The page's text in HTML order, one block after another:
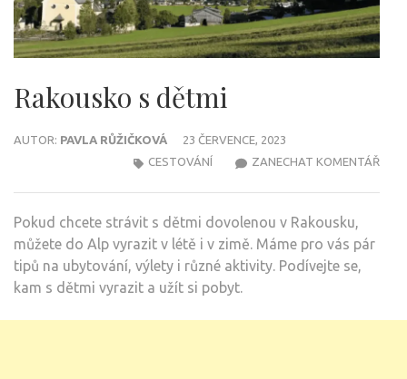
Rakousko s dětmi
AUTOR: PAVLA RŮŽIČKOVÁ
23 ČERVENCE, 2023
ZANECHAT KOMENTÁŘNA
CESTOVÁNÍ
Pokud chcete strávit s dětmi dovolenou v Rakousku,
můžete do Alp vyrazit v létě i v zimě. Máme pro vás pár
tipů na ubytování, výlety i různé aktivity. Podívejte se,
kam s dětmi vyrazit a užít si pobyt.